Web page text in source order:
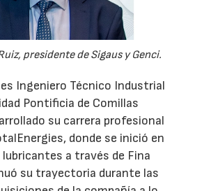
presidente de Sigaus y Genci.
Ingeniero Técnico Industrial
Pontificia de Comillas
su carrera profesional
donde se inició en
lubricantes a través de Fina
su trayectoria durante las